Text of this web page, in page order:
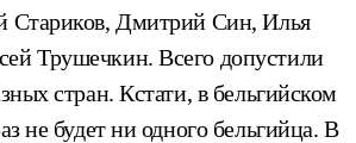
Стариков, Дмитрий Син, Илья
Трушечкин. Всего допустили
стран. Кстати, в бельгийском
не будет ни одного бельгийца. В